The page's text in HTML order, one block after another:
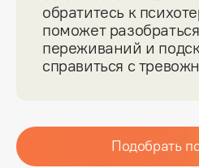
обратитесь к
поможет
переживаний и
справиться с
Подобрать